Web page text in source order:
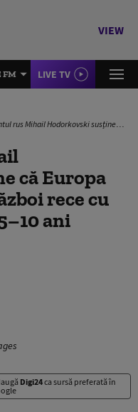
VIEW
FM LIVE TV
Hodorkovski susține că Europa nu poate evita un război rece cu Rusia în următorii 5–10 ani
că Europa
rece cu
ani
Digi24ca sursă preferată în